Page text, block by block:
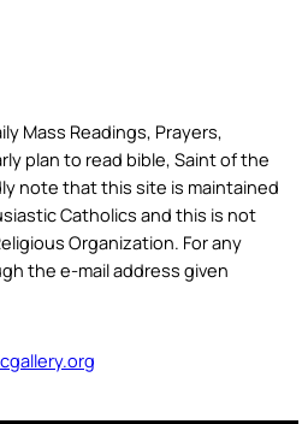
Mass Readings, Prayers,
plan to read bible, Saint of the
note that this site is maintained
Catholics and this is not
Organization. For any
the e-mail address given